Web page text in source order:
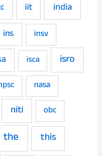
iit
india
ins
insv
isca isro
nasa
niti
obc
the this